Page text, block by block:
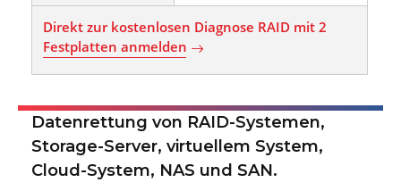
Direkt zur kostenlosen Diagnose RAID mit 2
Festplatten anmelden
Datenrettung von RAID-Systemen,
Storage-Server, virtuellem System,
Cloud-System, NAS und SAN.